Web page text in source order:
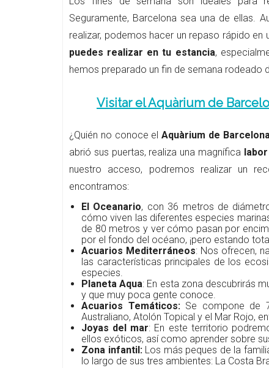
Seguramente, Barcelona sea una de ellas.
realizar, podemos hacer un repaso rápido
puedes realizar en tu estancia,
hemos preparado un fin de semana rodeado
Visitar el Aquàrium de
¿Quién no conoce elAquàrium de
abrió sus puertas, realiza una magnífica
nuestro acceso, podremos realizar un
encontramos:
El Oceanario, con 36 metros de
cómo viven las diferentes especies
de 80 metros y ver cómo pasan por
por el fondo del océano, ¡pero estando
Acuarios Mediterráneos: Nos ofrecen,
las características principales de los
especies.
Planeta Aqua: En esta zona descubrirás
y que muy poca gente conoce.
Acuarios Temáticos:Se compone de 7
Australiano, Atolón Topical y el Mar Rojo,
Joyas del mar: En este territorio
ellos exóticos, así como aprender sobre
Zona infantil:Los más peques de la
lo largo de sus tres ambientes: La Costa